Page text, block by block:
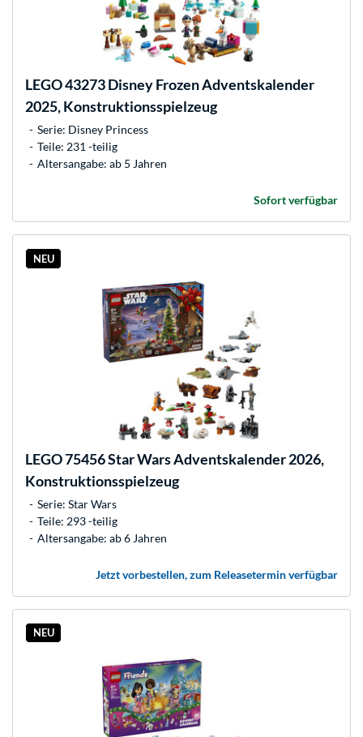
LEGO43273 Disney Frozen Adventskalender
2025, Konstruktionsspielzeug
Serie: Disney Princess
Teile: 231 -teilig
Altersangabe: ab 5 Jahren
Sofort verfügbar
NEU
LEGO75456 Star Wars Adventskalender 2026,
Konstruktionsspielzeug
Serie: Star Wars
Teile: 293 -teilig
Altersangabe: ab 6 Jahren
Jetzt vorbestellen, zum Releasetermin verfügbar
NEU